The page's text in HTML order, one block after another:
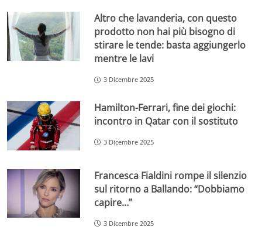
Altro che lavanderia, con questo
prodotto non hai più bisogno di
stirare le tende: basta aggiungerlo
mentre le lavi
3 Dicembre 2025
Hamilton-Ferrari, fine dei giochi:
incontro in Qatar con il sostituto
3 Dicembre 2025
Francesca Fialdini rompe il silenzio
sul ritorno a Ballando: “Dobbiamo
capire…”
3 Dicembre 2025